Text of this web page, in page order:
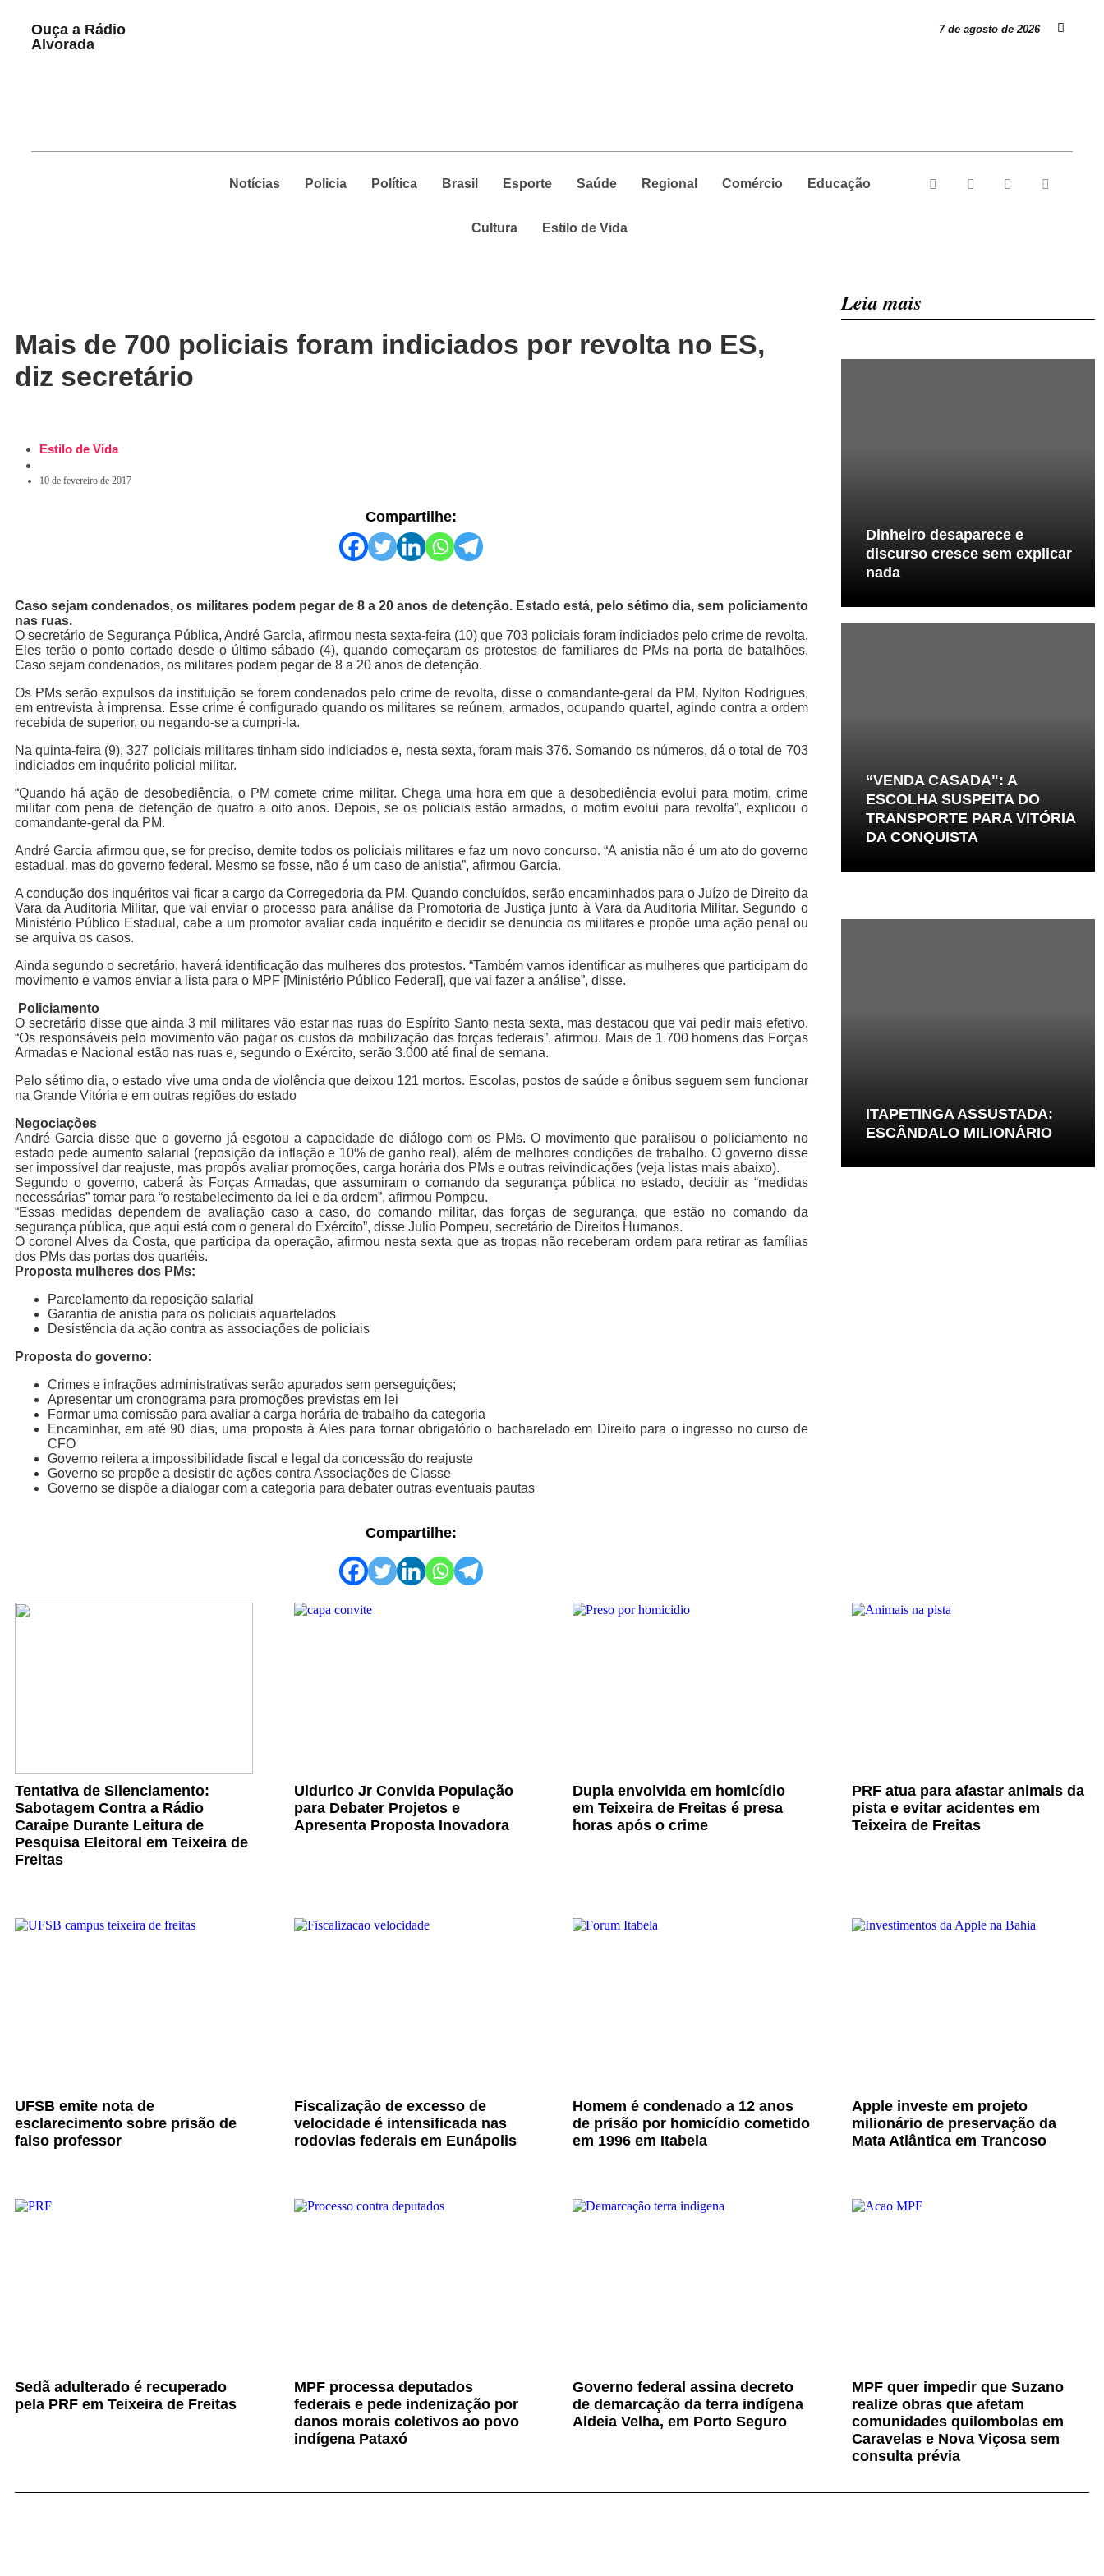
Ouça a Rádio
Alvorada
7 de agosto de 2026
Notícias Policia Política Brasil Esporte Saúde Regional Comércio Educação
Cultura Estilo de Vida
Mais de 700 policiais foram indiciados por revolta no ES,
diz secretário
Estilo de Vida
10 de fevereiro de 2017
Compartilhe:
Caso sejam condenados, os militares podem pegar de 8 a 20 anos de detenção. Estado está, pelo sétimo dia, sem policiamento
nas ruas.
O secretário de Segurança Pública, André Garcia, afirmou nesta sexta-feira (10) que 703 policiais foram indiciados pelo crime de revolta.
Eles terão o ponto cortado desde o último sábado (4), quando começaram os protestos de familiares de PMs na porta de batalhões.
Caso sejam condenados, os militares podem pegar de 8 a 20 anos de detenção.
Os PMs serão expulsos da instituição se forem condenados pelo crime de revolta, disse o comandante-geral da PM, Nylton Rodrigues,
em entrevista à imprensa. Esse crime é configurado quando os militares se reúnem, armados, ocupando quartel, agindo contra a ordem
recebida de superior, ou negando-se a cumpri-la.
Na quinta-feira (9), 327 policiais militares tinham sido indiciados e, nesta sexta, foram mais 376. Somando os números, dá o total de 703
indiciados em inquérito policial militar.
“Quando há ação de desobediência, o PM comete crime militar. Chega uma hora em que a desobediência evolui para motim, crime
militar com pena de detenção de quatro a oito anos. Depois, se os policiais estão armados, o motim evolui para revolta”, explicou o
comandante-geral da PM.
André Garcia afirmou que, se for preciso, demite todos os policiais militares e faz um novo concurso. “A anistia não é um ato do governo
estadual, mas do governo federal. Mesmo se fosse, não é um caso de anistia”, afirmou Garcia.
A condução dos inquéritos vai ficar a cargo da Corregedoria da PM. Quando concluídos, serão encaminhados para o Juízo de Direito da
Vara da Auditoria Militar, que vai enviar o processo para análise da Promotoria de Justiça junto à Vara da Auditoria Militar. Segundo o
Ministério Público Estadual, cabe a um promotor avaliar cada inquérito e decidir se denuncia os militares e propõe uma ação penal ou
se arquiva os casos.
Ainda segundo o secretário, haverá identificação das mulheres dos protestos. “Também vamos identificar as mulheres que participam do
movimento e vamos enviar a lista para o MPF [Ministério Público Federal], que vai fazer a análise”, disse.
Policiamento
O secretário disse que ainda 3 mil militares vão estar nas ruas do Espírito Santo nesta sexta, mas destacou que vai pedir mais efetivo.
“Os responsáveis pelo movimento vão pagar os custos da mobilização das forças federais”, afirmou. Mais de 1.700 homens das Forças
Armadas e Nacional estão nas ruas e, segundo o Exército, serão 3.000 até final de semana.
Pelo sétimo dia, o estado vive uma onda de violência que deixou 121 mortos. Escolas, postos de saúde e ônibus seguem sem funcionar
na Grande Vitória e em outras regiões do estado
Negociações
André Garcia disse que o governo já esgotou a capacidade de diálogo com os PMs. O movimento que paralisou o policiamento no
estado pede aumento salarial (reposição da inflação e 10% de ganho real), além de melhores condições de trabalho. O governo disse
ser impossível dar reajuste, mas propôs avaliar promoções, carga horária dos PMs e outras reivindicações (veja listas mais abaixo).
Segundo o governo, caberá às Forças Armadas, que assumiram o comando da segurança pública no estado, decidir as “medidas
necessárias” tomar para “o restabelecimento da lei e da ordem”, afirmou Pompeu.
“Essas medidas dependem de avaliação caso a caso, do comando militar, das forças de segurança, que estão no comando da
segurança pública, que aqui está com o general do Exército”, disse Julio Pompeu, secretário de Direitos Humanos.
O coronel Alves da Costa, que participa da operação, afirmou nesta sexta que as tropas não receberam ordem para retirar as famílias
dos PMs das portas dos quartéis.
Proposta mulheres dos PMs:
Parcelamento da reposição salarial
Garantia de anistia para os policiais aquartelados
Desistência da ação contra as associações de policiais
Proposta do governo:
Crimes e infrações administrativas serão apurados sem perseguições;
Apresentar um cronograma para promoções previstas em lei
Formar uma comissão para avaliar a carga horária de trabalho da categoria
Encaminhar, em até 90 dias, uma proposta à Ales para tornar obrigatório o bacharelado em Direito para o ingresso no curso de
CFO
Governo reitera a impossibilidade fiscal e legal da concessão do reajuste
Governo se propõe a desistir de ações contra Associações de Classe
Governo se dispõe a dialogar com a categoria para debater outras eventuais pautas
Compartilhe:
Leia mais
Dinheiro desaparece e
discurso cresce sem explicar
nada
“VENDA CASADA": A
ESCOLHA SUSPEITA DO
TRANSPORTE PARA VITÓRIA
DA CONQUISTA
ITAPETINGA ASSUSTADA:
ESCÂNDALO MILIONÁRIO
Tentativa de Silenciamento:
Sabotagem Contra a Rádio
Caraipe Durante Leitura de
Pesquisa Eleitoral em Teixeira de
Freitas
Uldurico Jr Convida População
para Debater Projetos e
Apresenta Proposta Inovadora
Dupla envolvida em homicídio
em Teixeira de Freitas é presa
horas após o crime
PRF atua para afastar animais da
pista e evitar acidentes em
Teixeira de Freitas
UFSB emite nota de
esclarecimento sobre prisão de
falso professor
Fiscalização de excesso de
velocidade é intensificada nas
rodovias federais em Eunápolis
Homem é condenado a 12 anos
de prisão por homicídio cometido
em 1996 em Itabela
Apple investe em projeto
milionário de preservação da
Mata Atlântica em Trancoso
Sedã adulterado é recuperado
pela PRF em Teixeira de Freitas
MPF processa deputados
federais e pede indenização por
danos morais coletivos ao povo
indígena Pataxó
Governo federal assina decreto
de demarcação da terra indígena
Aldeia Velha, em Porto Seguro
MPF quer impedir que Suzano
realize obras que afetam
comunidades quilombolas em
Caravelas e Nova Viçosa sem
consulta prévia